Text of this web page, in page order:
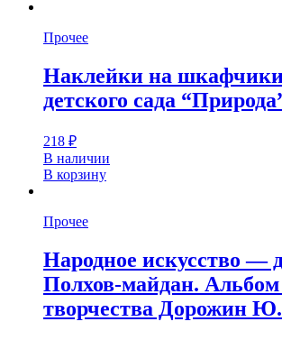
Прочее
Наклейки на
детского сада
218 ₽
В наличии
В корзину
Прочее
Народное искусство —
Полхов-майдан. Альбом
творчества Дорожин Ю.